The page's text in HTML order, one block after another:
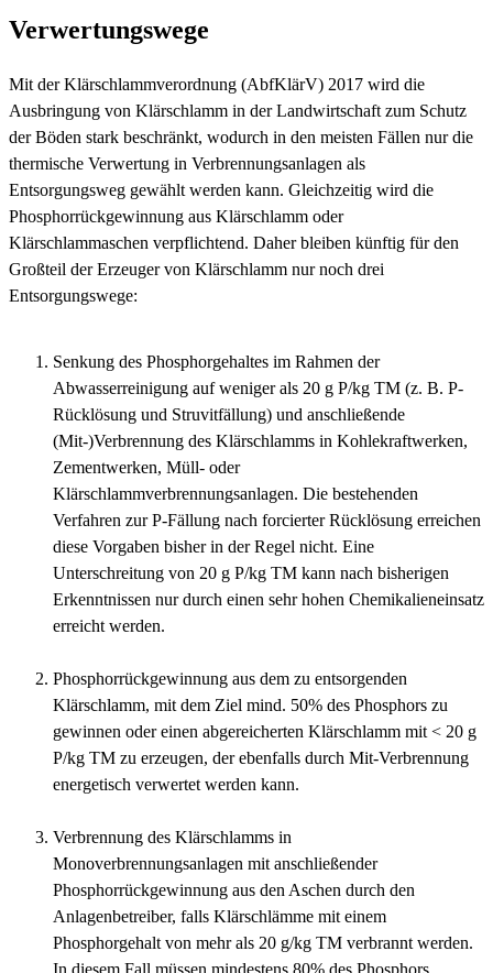
Verwertungswege
Mit der Klärschlammverordnung (AbfKlärV) 2017 wird die
Ausbringung von Klärschlamm in der Landwirtschaft zum Schutz
der Böden stark beschränkt, wodurch in den meisten Fällen nur die
thermische Verwertung in Verbrennungsanlagen als
Entsorgungsweg gewählt werden kann. Gleichzeitig wird die
Phosphorrückgewinnung aus Klärschlamm oder
Klärschlammaschen verpflichtend. Daher bleiben künftig für den
Großteil der Erzeuger von Klärschlamm nur noch drei
Entsorgungswege:
Senkung des Phosphorgehaltes im Rahmen der
Abwasserreinigung auf weniger als 20 g P/kg TM (z. B. P-
Rücklösung und Struvitfällung) und anschließende
(Mit-)Verbrennung des Klärschlamms in Kohlekraftwerken,
Zementwerken, Müll- oder
Klärschlammverbrennungsanlagen. Die bestehenden
Verfahren zur P-Fällung nach forcierter Rücklösung erreichen
diese Vorgaben bisher in der Regel nicht. Eine
Unterschreitung von 20 g P/kg TM kann nach bisherigen
Erkenntnissen nur durch einen sehr hohen Chemikalieneinsatz
erreicht werden.
Phosphorrückgewinnung aus dem zu entsorgenden
Klärschlamm, mit dem Ziel mind. 50% des Phosphors zu
gewinnen oder einen abgereicherten Klärschlamm mit < 20 g
P/kg TM zu erzeugen, der ebenfalls durch Mit-Verbrennung
energetisch verwertet werden kann.
Verbrennung des Klärschlamms in
Monoverbrennungsanlagen mit anschließender
Phosphorrückgewinnung aus den Aschen durch den
Anlagenbetreiber, falls Klärschlämme mit einem
Phosphorgehalt von mehr als 20 g/kg TM verbrannt werden.
In diesem Fall müssen mindestens 80% des Phosphors